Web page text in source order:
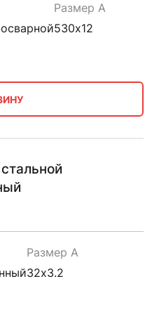
Размер A
530х12
Размер A
32х3.2